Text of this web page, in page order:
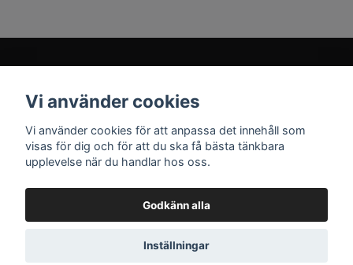
Vi använder cookies
Vi använder cookies för att anpassa det innehåll som
visas för dig och för att du ska få bästa tänkbara
upplevelse när du handlar hos oss.
Godkänn alla
Inställningar